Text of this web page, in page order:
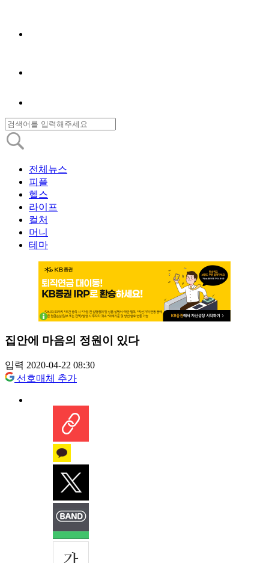
전체뉴스
피플
헬스
라이프
컬처
머니
테마
집안에 마음의 정원이 있다
입력 2020-04-22 08:30
선호매체 추가